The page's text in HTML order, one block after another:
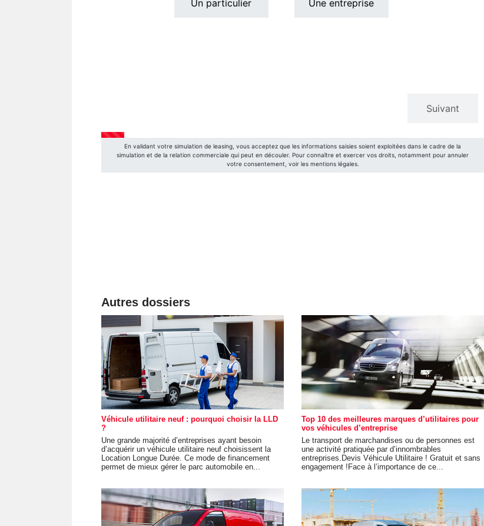
Autres dossiers
Véhicule utilitaire neuf : pourquoi choisir la LLD
?
Une grande majorité d’entreprises ayant besoin
d’acquérir un véhicule utilitaire neuf choisissent la
Location Longue Durée. Ce mode de financement
permet de mieux gérer le parc automobile en...
Top 10 des meilleures marques d’utilitaires pour
vos véhicules d’entreprise
Le transport de marchandises ou de personnes est
une activité pratiquée par d’innombrables
entreprises.Devis Véhicule Utilitaire ! Gratuit et sans
engagement !Face à l’importance de ce...